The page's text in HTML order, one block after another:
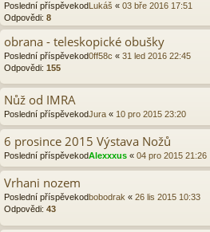
Poslední příspěvekodLukáš « 03 bře 2016 17:51
Odpovědi: 8
obrana - teleskopické obušky
Poslední příspěvekod0ff58c « 31 led 2016 22:45
Odpovědi: 155
Nůž od IMRA
Poslední příspěvekodJura « 10 pro 2015 23:20
6 prosince 2015 Výstava Nožů
Poslední příspěvekodAlexxxus « 04 pro 2015 21:26
Vrhani nozem
Poslední příspěvekodbobodrak « 26 lis 2015 10:33
Odpovědi: 43